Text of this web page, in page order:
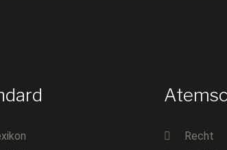
Recht